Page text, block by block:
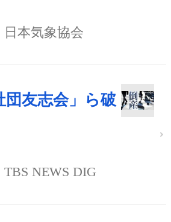
日本気象協会
団友志会」ら破
TBS NEWS DIG